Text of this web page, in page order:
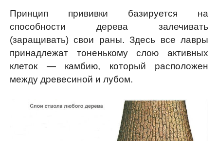
Принцип прививки базируется на
способности дерева залечивать
(заращивать) свои раны. Здесь все лавры
принадлежат тоненькому слою активных
клеток — камбию, который расположен
между древесиной и лубом.